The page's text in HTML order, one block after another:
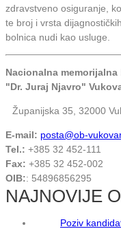
zdravstveno osiguranje,
te broj i vrsta
bolnica nudi kao usluge.
Nacionalna
"Dr. Juraj Njavro"
Županijska 35, 32000
E-mail: posta@ob-
Tel.: +385 32 452-111
Fax: +385 32 452-002
OIB:: 54896856295
NAJNOVIJE
Poziv